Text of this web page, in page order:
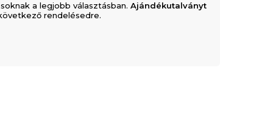
a legjobb választásban.Ajándékutalványt
rendelésedre.